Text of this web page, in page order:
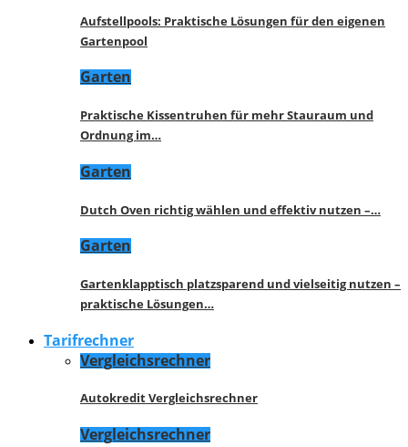
Aufstellpools: Praktische Lösungen für den eigenen
Gartenpool
Garten
Praktische Kissentruhen für mehr Stauraum und
Ordnung im…
Garten
Dutch Oven richtig wählen und effektiv nutzen –…
Garten
Gartenklapptisch platzsparend und vielseitig nutzen –
praktische Lösungen…
Tarifrechner
Vergleichsrechner
Autokredit Vergleichsrechner
Vergleichsrechner